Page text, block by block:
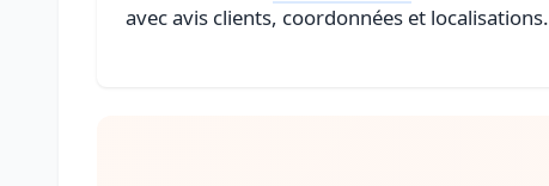
avec avis clients, coordonnées et localisations.